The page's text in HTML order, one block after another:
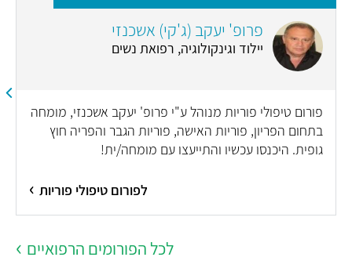
פרופ' יעקב (ג'קי) אשכנזי
יילוד וגינקולוגיה, רפואת נשים
פורום טיפולי פוריות מנוהל ע"י פרופ' יעקב אשכנזי, מומחה
בתחום הפריון, פוריות האישה, פוריות הגבר והפריה חוץ
גופית. היכנסו עכשיו והתייעצו עם מומחה/ית!
לפורום טיפולי פוריות
לכל הפורומים הרפואיים